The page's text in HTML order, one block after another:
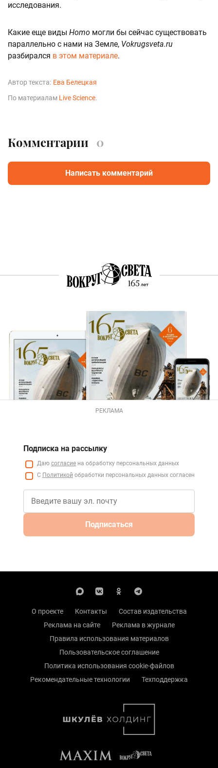
исследования.
Какие еще виды Homo могли бы сейчас существовать
параллельно с нами на Земле, Vokrugsveta.ru
разбирался в этом материале.
Автор текста: Ева Белецкая
По материалам Live Science.
Комментарии 0
Написать комментарий
РЕКЛАМА
Подписка на рассылку
Даю согласие на обработку персональных данных
С Политикой обработки персональных данных согласен
Подписаться
О проекте Контакты
Состав издательства
Реклама на сайте
Реклама в журнале
Правила использования материалов
Пользовательское соглашение
Политика использования cookie-файлов
Рекомендательные технологии
Техподдержка